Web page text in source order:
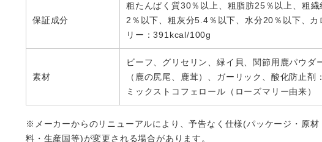
保証成分
粗たんぱく質30％以上、粗脂肪25％以上、粗繊
2％以下、粗灰分5.4％以下、水分20％以下、カ
リー：391kcal/100g
素材
ビーフ、グリセリン、緑イ貝、関節用鹿パウダ
（鹿の尻尾、鹿茸）、ガーリック、酸化防止剤：
ミックストコフェロール（ローズマリー由来）
※メーカーからのリニューアルにより、予告なく仕様(パッケージ・原材
料・生産国等)が変更される場合があります。